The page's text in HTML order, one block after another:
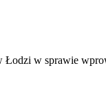
w sprawie